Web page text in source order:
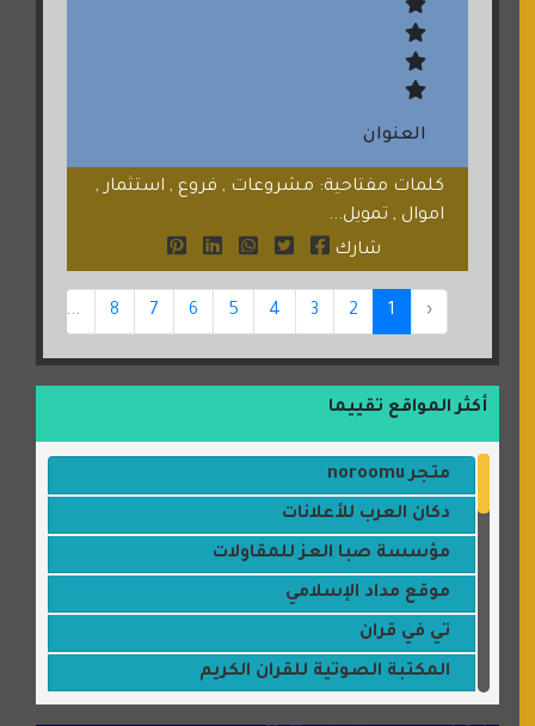
العنوان
كلمات مفتاحية: مشروعات , فروع , استثمار ,
اموال , تمويل...
شارك
‹
1
2
3
4
5
6
7
8
...
أكثر المواقع تقييما
متجر noroomu
دكان العرب للأعلانات
مؤسسة صبا العز للمقاولات
موقع مداد الإسلامي
تي في قران
المكتبة الصوتية للقران الكريم